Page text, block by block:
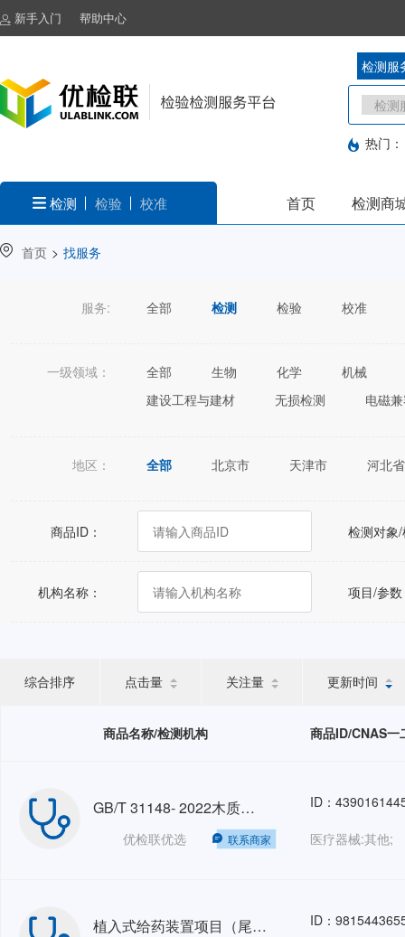
新手入门 帮助中心
检测服
热门：
检测 检验 校准 首页 检测商
首页 > 找服务
服务: 全部 检测 检验 校准
一级领域： 全部 生物 化学
机械
建设工程与建材
无损检测 电磁
地区： 全部 北京市 天津市
河北省
宁夏回族自治区
新疆维吾尔自治区
商品ID： 检测对象
机构名称： 项目/参
综合排序 点击量 关注量 更新时间
商品名称/检测机构 商品ID/CNAS一
GB/T 31148- 2022木质平托盘 包装检测
优检联优选 联系商家
ID：
医疗器械:其他;
植入式给药装置项目（尾款） ID：